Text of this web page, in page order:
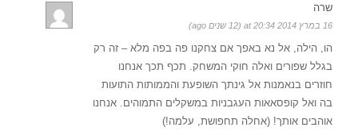
שרה
16 במרץ 2014 at 20:34 (12 שנים ago)
הו, הילה, אל נא באפך אם צחקנו פה בפה מלא – זה רק
בגלל שפורים ואלה חוקי המשחק. תכף תכך אנחנו
חוזרים בנאמנות אל גינתך השופעת והממותות התועות
בה ואל קופסאאות העגבניות במשקלים התמוהים. אנחנו
אוהבים אותך! (אחלה תחפושת, עלמה!)